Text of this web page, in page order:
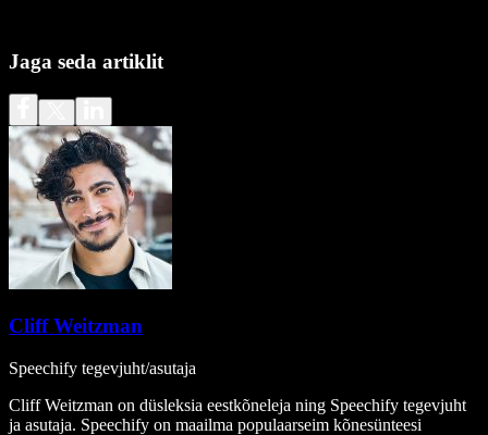
Jaga seda artiklit
Cliff Weitzman
Speechify tegevjuht/asutaja
Cliff Weitzman on düsleksia eestkõneleja ning Speechify tegevjuht
ja asutaja. Speechify on maailma populaarseim kõnesünteesi